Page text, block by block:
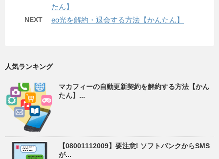
たん】
NEXT eo光を解約・退会する方法【かんたん】
人気ランキング
マカフィーの自動更新契約を解約する方法【かん
たん】...
【08001112009】要注意! ソフトバンクからSMS
が...